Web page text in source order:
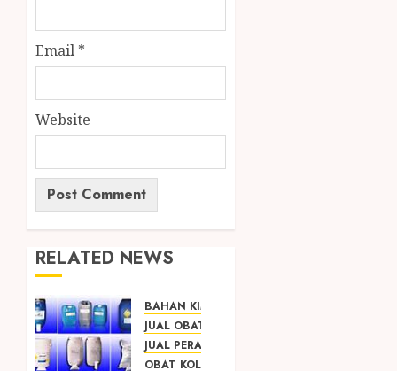
Email *
Website
RELATED NEWS
BAHAN KIMIA
JUAL OBAT PENJERNIH KOLAM JOGJA
JUAL PERALATAN KOLAM RENANG JOGJA
OBAT KOLAM RENANG